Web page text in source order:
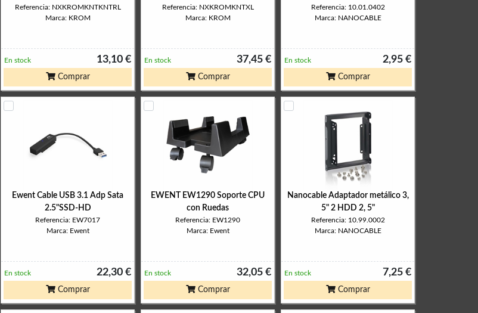
Referencia: NXKROMKNTKNTRL
Marca: KROM
13,10 €
En stock
Comprar
Referencia: NXKROMKNTXL
Marca: KROM
37,45 €
En stock
Comprar
Referencia: 10.01.0402
Marca: NANOCABLE
2,95 €
En stock
Comprar
Ewent Cable USB 3.1 Adp Sata
2.5"SSD-HD
Referencia: EW7017
Marca: Ewent
22,30 €
En stock
Comprar
EWENT EW1290 Soporte CPU
con Ruedas
Referencia: EW1290
Marca: Ewent
32,05 €
En stock
Comprar
Nanocable Adaptador metálico 3,
5" 2 HDD 2, 5"
Referencia: 10.99.0002
Marca: NANOCABLE
7,25 €
En stock
Comprar